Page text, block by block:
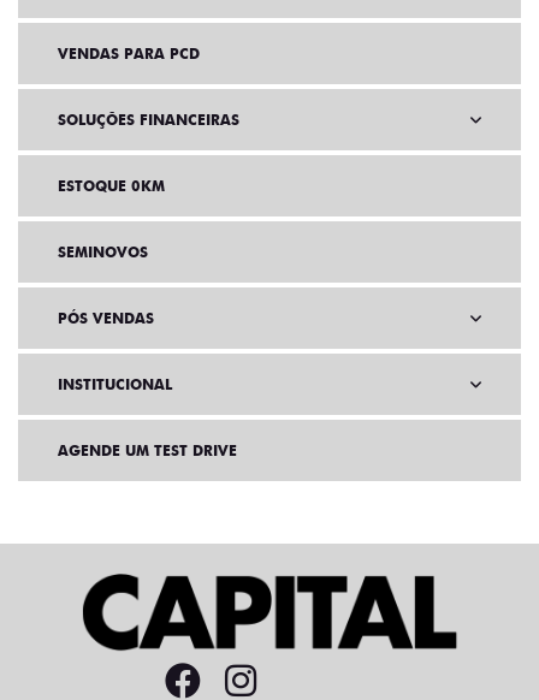
VENDAS PARA PCD
SOLUÇÕES FINANCEIRAS
ESTOQUE 0KM
SEMINOVOS
PÓS VENDAS
INSTITUCIONAL
AGENDE UM TEST DRIVE